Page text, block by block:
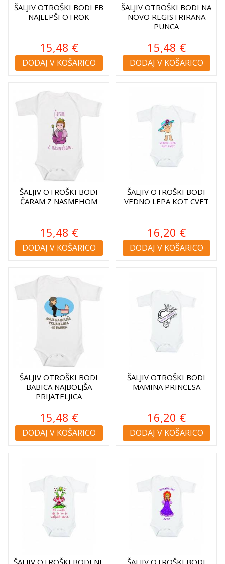
ŠALJIV OTROŠKI BODI FB
NAJLEPŠI OTROK
15,48 €
DODAJ V KOŠARICO
ŠALJIV OTROŠKI BODI NA
NOVO REGISTRIRANA
PUNCA
15,48 €
DODAJ V KOŠARICO
ŠALJIV OTROŠKI BODI
ČARAM Z NASMEHOM
15,48 €
DODAJ V KOŠARICO
ŠALJIV OTROŠKI BODI
VEDNO LEPA KOT CVET
16,20 €
DODAJ V KOŠARICO
ŠALJIV OTROŠKI BODI
BABICA NAJBOLJŠA
PRIJATELJICA
15,48 €
DODAJ V KOŠARICO
ŠALJIV OTROŠKI BODI
MAMINA PRINCESA
16,20 €
DODAJ V KOŠARICO
ŠALJIV OTROŠKI BODI NE ŠALJIV OTROŠKI BODI